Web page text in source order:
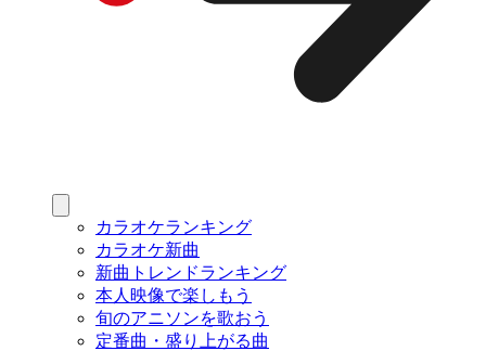
カラオケランキング
カラオケ新曲
新曲トレンドランキング
本人映像で楽しもう
旬のアニソンを歌おう
定番曲・盛り上がる曲